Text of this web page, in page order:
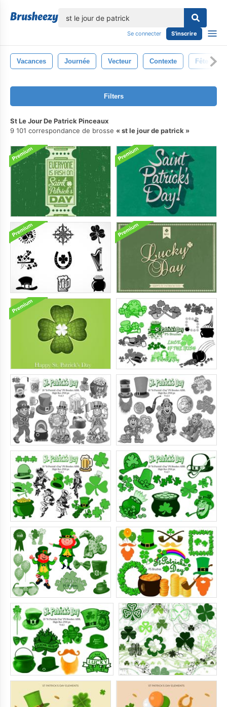
Se connecter S'inscrire
Vacances Journée Vecteur Contexte Fête
Filters
St Le Jour De Patrick Pinceaux
9 101 correspondance de brosse
st le jour de patrick